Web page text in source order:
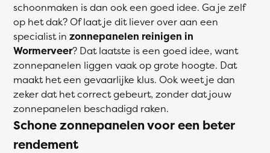
schoonmaken is dan ook een goed idee. Ga je zelf
op het dak? Of laat je dit liever over aan een
specialist in zonnepanelen reinigen in
Wormerveer? Dat laatste is een goed idee, want
zonnepanelen liggen vaak op grote hoogte. Dat
maakt het een gevaarlijke klus. Ook weet je dan
zeker dat het correct gebeurt, zonder dat jouw
zonnepanelen beschadigd raken.
Schone zonnepanelen voor een beter
rendement